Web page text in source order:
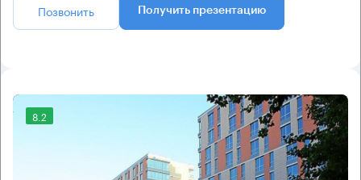
Позвонить Получить презентацию
8.2